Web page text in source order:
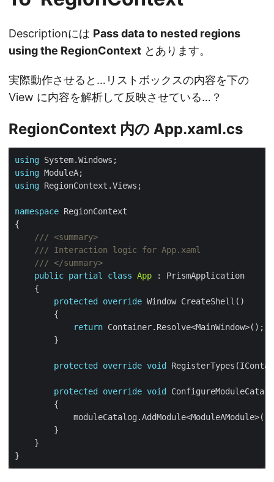
Descriptionには Pass data to nested regions
using the RegionContext とあります。
実際動作させると…リストボックスの内容を下の
View に内容を解析して反映させている…？
RegionContext 内の App.xaml.cs
using
using
using
namespace
/// <summary>
/// Interaction logic for App.xaml
/// </summary>
public partial class App
protected
override
return
protected override void
protected override void